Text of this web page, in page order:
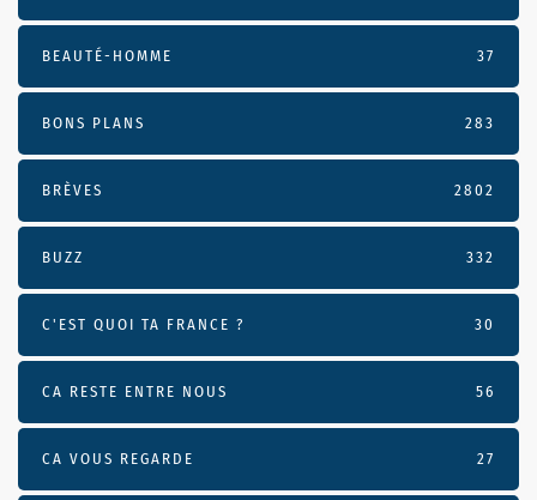
BEAUTÉ-HOMME 37
BONS PLANS 283
BRÈVES 2802
BUZZ 332
C'EST QUOI TA FRANCE ? 30
CA RESTE ENTRE NOUS 56
CA VOUS REGARDE 27